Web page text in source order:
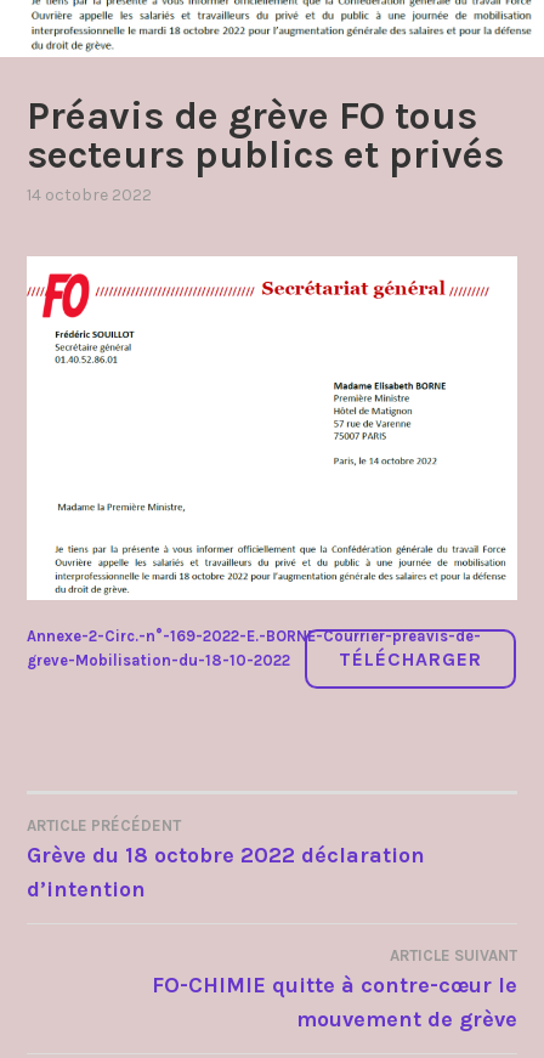
Préavis de grève FO tous
secteurs publics et privés
14 octobre 2022
et
Annexe-2-Circ.-n°-169-2022-E.-BORNE-Courrier-preavis-de-
greve-Mobilisation-du-18-10-2022
TÉLÉCHARGER
NAVIGATION
DE
ARTICLE PRÉCÉDENT
Grève du 18 octobre 2022 déclaration
d’intention
ARTICLE SUIVANT
FO-CHIMIE quitte à contre-cœur le
mouvement de grève